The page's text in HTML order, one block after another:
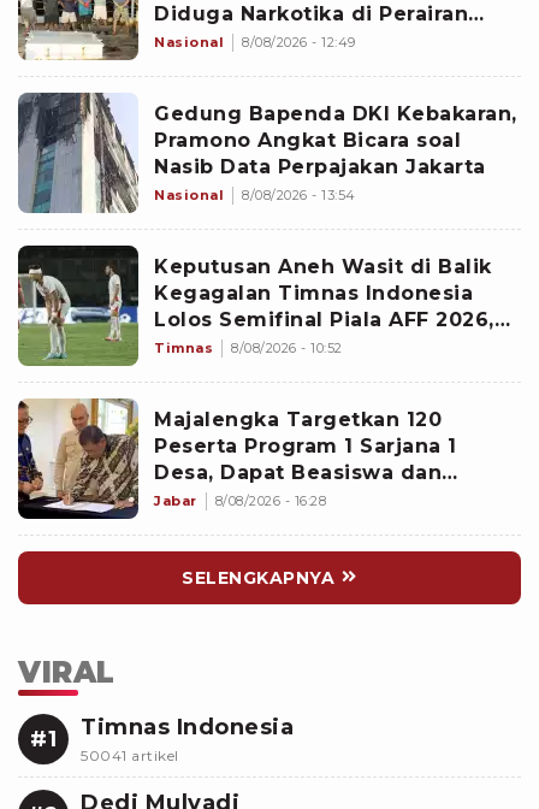
Diduga Narkotika di Perairan
Bintan
Nasional 8/08/2026 - 12:49
Gedung Bapenda DKI Kebakaran,
Pramono Angkat Bicara soal
Nasib Data Perpajakan Jakarta
Nasional 8/08/2026 - 13:54
Keputusan Aneh Wasit di Balik
Kegagalan Timnas Indonesia
Lolos Semifinal Piala AFF 2026,
Untungkan Singapura dan
Timnas 8/08/2026 - 10:52
Majalengka Targetkan 120
Peserta Program 1 Sarjana 1
Desa, Dapat Beasiswa dan
Kesempatan Magang di Jepang
Jabar 8/08/2026 - 16:28
SELENGKAPNYA
VIRAL
#1 Timnas Indonesia
50041 artikel
Dedi Mulyadi